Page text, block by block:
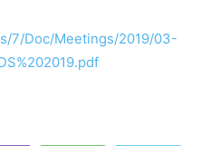
7/Doc/Meetings/2019/03-